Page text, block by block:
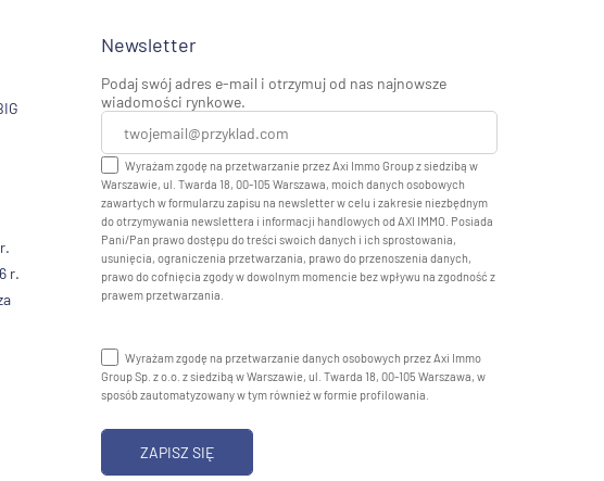
r.
Newsletter
Podaj swój adres e-mail i otrzymuj od nas najnowsze
wiadomości rynkowe.
Wyrażam zgodę na przetwarzanie przez Axi Immo Group z siedzibą w
Warszawie, ul. Twarda 18, 00-105 Warszawa, moich danych osobowych
zawartych w formularzu zapisu na newsletter w celu i zakresie niezbędnym
do otrzymywania newslettera i informacji handlowych od AXI IMMO. Posiada
Pani/Pan prawo dostępu do treści swoich danych i ich sprostowania,
usunięcia, ograniczenia przetwarzania, prawo do przenoszenia danych,
prawo do cofnięcia zgody w dowolnym momencie bez wpływu na zgodność z
prawem przetwarzania.
Wyrażam zgodę na przetwarzanie danych osobowych przez Axi Immo
Group Sp. z o.o. z siedzibą w Warszawie, ul. Twarda 18, 00-105 Warszawa, w
sposób zautomatyzowany w tym również w formie profilowania.